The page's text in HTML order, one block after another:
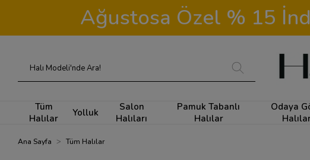
Ağustosa Özel % 15
Tüm
Halılar
Yolluk
Salon
Halıları
Pamuk Tabanlı
Halılar
Odaya
Ana Sayfa Tüm Halılar